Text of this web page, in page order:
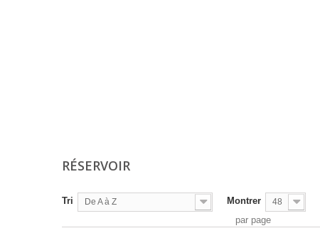
RÉSERVOIR
Tri De A à Z Montrer 48
par page